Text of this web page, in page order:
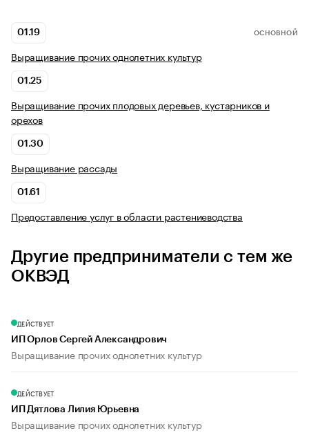
01.19 ОСНОВНОЙ
Выращивание прочих однолетних культур
01.25
Выращивание прочих плодовых деревьев, кустарников и
орехов
01.30
Выращивание рассады
01.61
Предоставление услуг в области растениеводства
Другие предприниматели с тем же
ОКВЭД
ДЕЙСТВУЕТ
ИП Орлов Сергей Александрович
Выращивание прочих однолетних культур
ДЕЙСТВУЕТ
ИП Дятлова Лилия Юрьевна
Выращивание прочих однолетних культур